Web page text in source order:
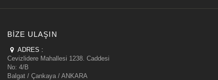
BIZE ULAŞIN
ADRES :
Cevizlidere Mahallesi 1238. Caddesi
No: 4/B
Balgat / Çankaya / ANKARA